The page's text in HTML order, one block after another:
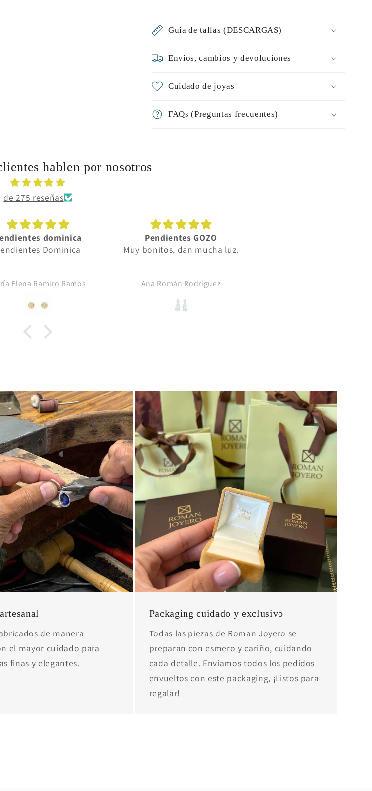
Guía de tallas (DESCARGAS)
Envíos, cambios y devoluciones
Cuidado de joyas
FAQs (Preguntas frecuentes)
hablen por nosotros
de 275 reseñas
dominica
Dominica
Elena Ramiro Ramos
Pendientes GOZO
Muy bonitos, dan mucha luz.
Ana Román Rodríguez
de manera
el mayor cuidado para
finas y elegantes.
Packaging cuidado y exclusivo
Todas las piezas de Roman Joyero se
preparan con esmero y cariño, cuidando
cada detalle. Enviamos todos los pedidos
envueltos con este packaging, ¡Listos para
regalar!